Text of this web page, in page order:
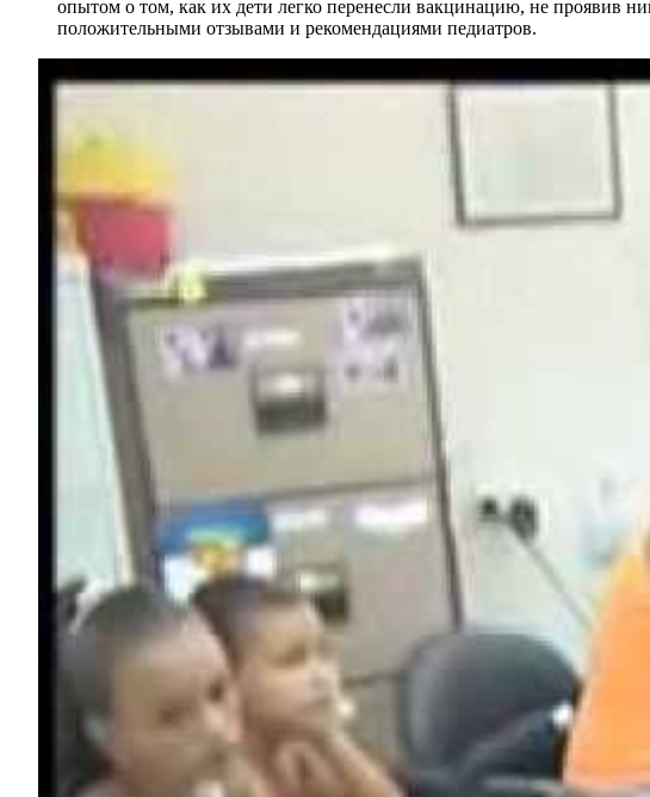
опытом о том, как их дети легко перенесли вакцинацию, не проявив
положительными отзывами и рекомендациями педиатров.